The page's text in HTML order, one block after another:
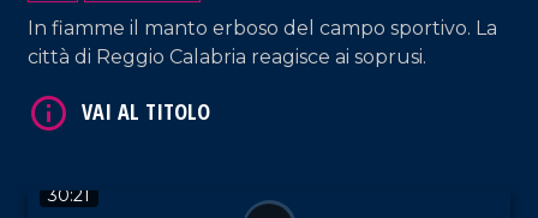
In fiamme il manto erboso del campo sportivo. La
città di Reggio Calabria reagisce ai soprusi.
30:21
VAI AL TITOLO